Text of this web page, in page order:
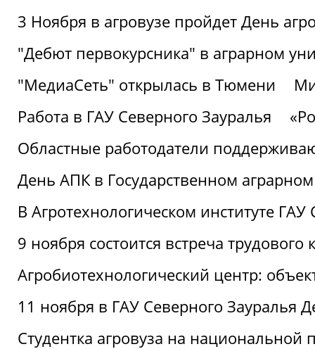
3 Ноября в агровузе пройдет День
"Дебют первокурсника" в аграрном
"МедиаСеть" открылась в Тюмени
Работа в ГАУ Северного Зауралья
Областные работодатели
День АПК в Государственном
В Агротехнологическом институте
9 ноября состоится встреча трудового
Агробиотехнологический центр:
11 ноября в ГАУ Северного Зауралья
Студентка агровуза на национальной